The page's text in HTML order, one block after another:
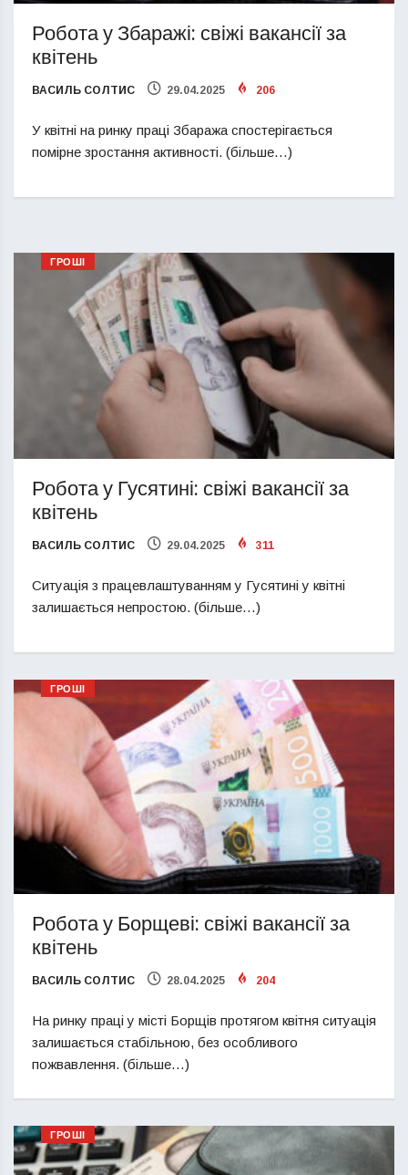
Робота у Збаражі: свіжі вакансії за
квітень
ВАСИЛЬ СОЛТИС 29.04.2025 206
У квітні на ринку праці Збаража спостерігається
помірне зростання активності. (більше…)
ГРОШІ
Робота у Гусятині: свіжі вакансії за
квітень
ВАСИЛЬ СОЛТИС 29.04.2025 311
Ситуація з працевлаштуванням у Гусятині у квітні
залишається непростою. (більше…)
ГРОШІ
Робота у Борщеві: свіжі вакансії за
квітень
ВАСИЛЬ СОЛТИС 28.04.2025 204
На ринку праці у місті Борщів протягом квітня ситуація
залишається стабільною, без особливого
пожвавлення. (більше…)
ГРОШІ